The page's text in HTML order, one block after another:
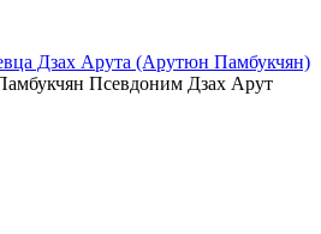
Дзах Арута (Арутюн Памбукчян)
Псевдоним Дзах Арут